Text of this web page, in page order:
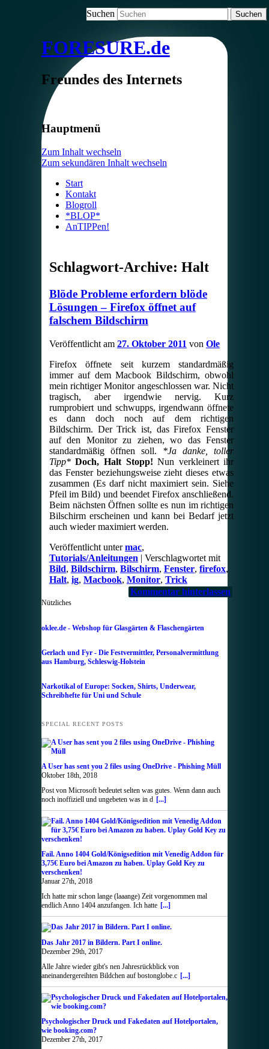
FORESURE.de
Freundes des Internets
Suchen
Hauptmenü
Zum Inhalt wechseln
Zum sekundären Inhalt wechseln
Start
Kontakt
Blogroll
*BLOP*
AnTIPPen!
Schlagwort-Archive: Halt
Blöde Probleme erfordern blöde
Lösungen – Firefox öffnet auf
falschem Bildschirm
Veröffentlicht am 27. Oktober 2011 von Ole
Firefox öffnete seit kurzem standardmäßig
immer auf dem Macbook Bildschirm, obwohl
mein richtiger Monitor angeschlossen war. Nicht
tragisch, aber irgendwie nervig. Kurz
rumprobiert und schwupps, irgendwann öffnete
es dann doch noch auf dem richtigen
Bildschirm. Der Trick ist, das Firefox Fenster
auf den Monitor zu ziehen, wo das Fenster
standardmäßig öffnen soll. *Ja danke, toller
Tipp* Doch, Halt Stopp! Nun verkleinert ihr
das Fenster beziehungsweise zieht dieses etwas
zusammen (Es darf nicht maximiert sein. Siehe
Pfeil im Bild) und beendet Firefox anschließend.
Beim nächsten Öffnen sollte es nun im richtigen
Bilschirm erscheinen und kann bei Bedarf jetzt
auch wieder maximiert werden.
Veröffentlicht unter mac,
Tutorials/Anleitungen | Verschlagwortet mit
Bild, Bildschirm, Bilschirm, Fenster, firefox,
Halt, ig, Macbook, Monitor, Trick
Kommentar hinterlassen
Nützliches
oklee.de - Webshop für Glasgärten & Flaschengärten
Gerlach und Fyr - Die Festvermittler, Personalvermittlung
aus Hamburg, Schleswig-Holstein
Narkotikal of Europe: Socken, Shirts, Underwear,
Schreibhefte für Uni und Schule
SPECIAL RECENT POSTS
A User has sent you 2 files using OneDrive - Phishing Müll
Oktober 18th, 2018
Post von Microsoft bedeutet selten was gutes. Wenn dann auch
noch inoffiziell und ungebeten was in d [...]
Fail. Anno 1404 Gold/Königsedition mit Venedig Addon für
3,75€ Euro bei Amazon zu haben. Uplay Gold Key zu
verschenken!
Januar 27th, 2018
Ich hatte mir schon lange (laaange) Zeit vorgenommen mal
endlich Anno 1404 anzufangen. Ich hatte [...]
Das Jahr 2017 in Bildern. Part I online.
Dezember 29th, 2017
Alle Jahre wieder gibt's nen Jahresrückblick von
aneinandergereihten Bildchen auf bostonglobe.c [...]
Psychologischer Druck und Fakedaten auf Hotelportalen,
wie booking.com?
Dezember 27th, 2017